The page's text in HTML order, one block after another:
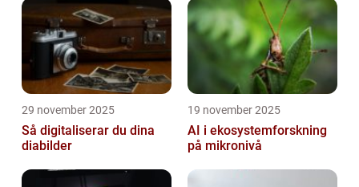
29 november 2025
Så digitaliserar du dina
diabilder
19 november 2025
AI i ekosystemforskning
på mikronivå